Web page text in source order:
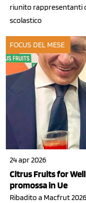
riunito rappresentanti
scolastico
FOCUS DEL MESE
24 apr 2026
Citrus Fruits for
promossa in Ue
Ribadito a Macfrut